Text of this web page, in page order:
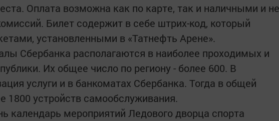
Оплата возможна как по карте, так и наличными и не
Билет содержит в себе штрих-код, который
установленными в «Татнефть Арене».
Сбербанка располагаются в наиболее проходимых и
Их общее число по региону - более 600. В
услуги и в банкоматах Сбербанка. Тогда в общей
1800 устройств самообслуживания.
календарь мероприятий Ледового дворца спорта